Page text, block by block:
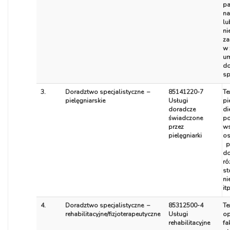
w
3.
Doradztwo specjalistyczne –
pielęgniarskie
85141220-7
Usługi
doradcze
świadczone
przez
pielęgniarki
4.
Doradztwo specjalistyczne –
rehabilitacyjne/fizjoterapeutyczne
85312500-4
Usługi
rehabilitacyjne